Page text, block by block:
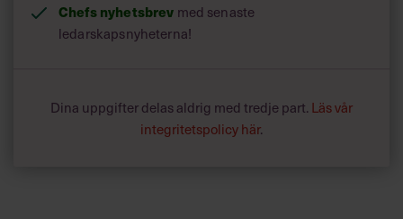
Chefs nyhetsbrev med senaste
ledarskapsnyheterna!
Dina uppgifter delas aldrig med tredje part. Läs vår
integritetspolicy här.